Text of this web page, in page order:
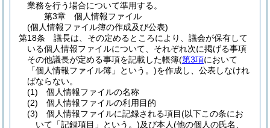
業務を行う場合について準用する。
第3章
個人情報ファイル
(個人情報ファイル簿の作成及び公表)
第18条
議長は、その定めるところにより、議会が保有して
いる個人情報ファイルについて、それぞれ次に掲げる事項
その他議長が定める事項を記載した帳簿(第3項において
「個人情報ファイル簿」という。)を作成し、公表しなけれ
ばならない。
(1)
個人情報ファイルの名称
(2)
個人情報ファイルの利用目的
(3)
個人情報ファイルに記録される項目(以下この条にお
いて「記録項目」という。)及び本人(他の個人の氏名、